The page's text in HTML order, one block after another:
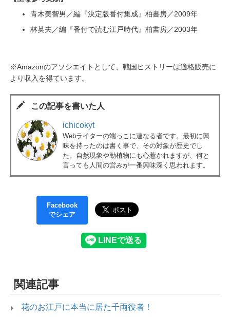
青木美智男／編『決定版番付集成』柏書房／2009年
林英夫／編『番付で読む江戸時代』柏書房／2003年
※Amazonのアソシエイトとして、戦国ヒストリーは適格販売に
より収入を得ています。
この記事を書いた人
ichicokyt
Webライターの端っこに連なる者です。最初に興
味を持ったのは書く事で、その対象が歴史でし
た。自然現象や動植物にも心惹かれますが、何と
言っても人間の営みが一番興味深く思われます。
Facebook
でシェア
関連記事
花のお江戸に本当に居た千両役者！